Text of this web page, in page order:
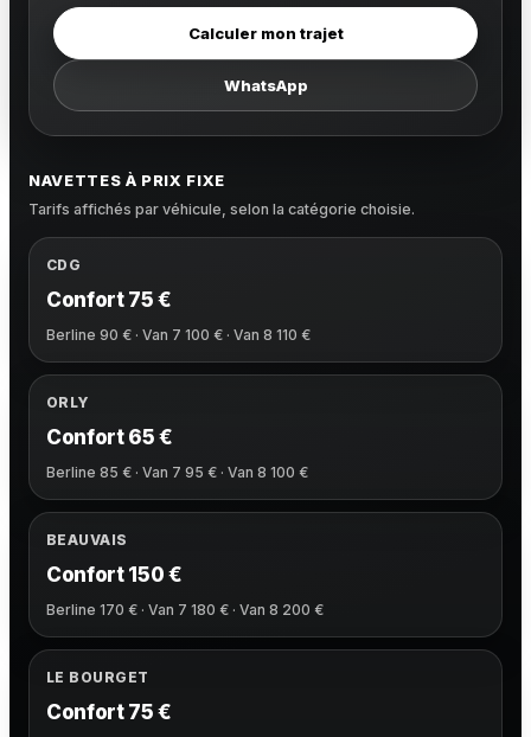
Calculer mon trajet
WhatsApp
NAVETTES À PRIX FIXE
Tarifs affichés par véhicule, selon la catégorie choisie.
CDG
Confort 75 €
Berline 90 € · Van 7 100 € · Van 8 110 €
ORLY
Confort 65 €
Berline 85 € · Van 7 95 € · Van 8 100 €
BEAUVAIS
Confort 150 €
Berline 170 € · Van 7 180 € · Van 8 200 €
LE BOURGET
Confort 75 €